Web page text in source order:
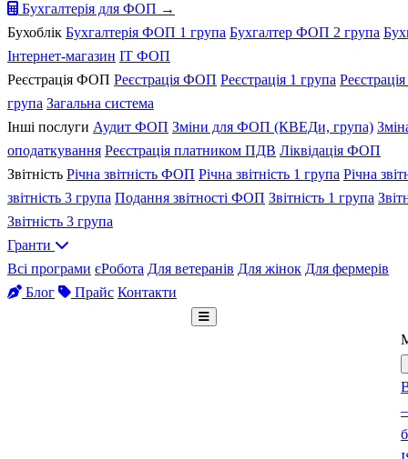
Бухгалтерія для ФОП →
Бухоблік Бухгалтерія ФОП 1 група Бухгалтер ФОП 2 група
Інтернет-магазин IT ФОП
Реєстрація ФОП Реєстрація ФОП Реєстрація 1 група
група Загальна система
Інші послуги Аудит ФОП Зміни для ФОП (КВЕДи, група)
оподаткування Реєстрація платником ПДВ Ліквідація ФОП
Звітність Річна звітність ФОП Річна звітність 1 група Річна
звітність 3 група Подання звітності ФОП Звітність 1 група
Звітність 3 група
Гранти
Всі програми єРобота Для ветеранів Для жінок Для фермерів
Блог
Прайс Контакти